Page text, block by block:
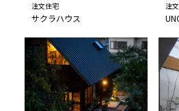
注文住宅
サクラハウス
注